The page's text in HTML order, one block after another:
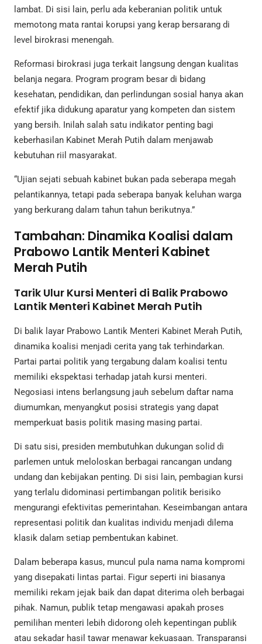
lambat. Di sisi lain, perlu ada keberanian politik untuk
memotong mata rantai korupsi yang kerap bersarang di
level birokrasi menengah.
Reformasi birokrasi juga terkait langsung dengan kualitas
belanja negara. Program program besar di bidang
kesehatan, pendidikan, dan perlindungan sosial hanya akan
efektif jika didukung aparatur yang kompeten dan sistem
yang bersih. Inilah salah satu indikator penting bagi
keberhasilan Kabinet Merah Putih dalam menjawab
kebutuhan riil masyarakat.
“Ujian sejati sebuah kabinet bukan pada seberapa megah
pelantikannya, tetapi pada seberapa banyak keluhan warga
yang berkurang dalam tahun tahun berikutnya.”
Tambahan: Dinamika Koalisi dalam
Prabowo Lantik Menteri Kabinet
Merah Putih
Tarik Ulur Kursi Menteri di Balik Prabowo
Lantik Menteri Kabinet Merah Putih
Di balik layar Prabowo Lantik Menteri Kabinet Merah Putih,
dinamika koalisi menjadi cerita yang tak terhindarkan.
Partai partai politik yang tergabung dalam koalisi tentu
memiliki ekspektasi terhadap jatah kursi menteri.
Negosiasi intens berlangsung jauh sebelum daftar nama
diumumkan, menyangkut posisi strategis yang dapat
memperkuat basis politik masing masing partai.
Di satu sisi, presiden membutuhkan dukungan solid di
parlemen untuk meloloskan berbagai rancangan undang
undang dan kebijakan penting. Di sisi lain, pembagian kursi
yang terlalu didominasi pertimbangan politik berisiko
mengurangi efektivitas pemerintahan. Keseimbangan antara
representasi politik dan kualitas individu menjadi dilema
klasik dalam setiap pembentukan kabinet.
Dalam beberapa kasus, muncul pula nama nama kompromi
yang disepakati lintas partai. Figur seperti ini biasanya
memiliki rekam jejak baik dan dapat diterima oleh berbagai
pihak. Namun, publik tetap mengawasi apakah proses
pemilihan menteri lebih didorong oleh kepentingan publik
atau sekadar hasil tawar menawar kekuasaan. Transparansi